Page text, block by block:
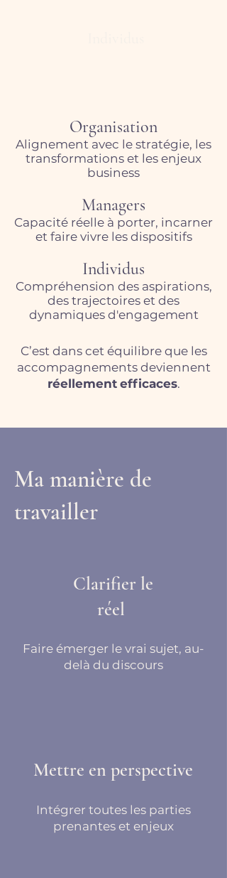
Organisation
Alignement avec le stratégie, les
transformations et les enjeux
business
Managers
Capacité réelle à porter, incarner
et faire vivre les dispositifs
Individus
Compréhension des aspirations,
des trajectoires et des
dynamiques d'engagement
C’est dans cet équilibre que les
accompagnements deviennent
réellement efficaces.
Ma manière de
travailler
Clarifier le
réel
Faire émerger le vrai sujet, au-
delà du discours
Mettre en perspective
Intégrer toutes les parties
prenantes et enjeux